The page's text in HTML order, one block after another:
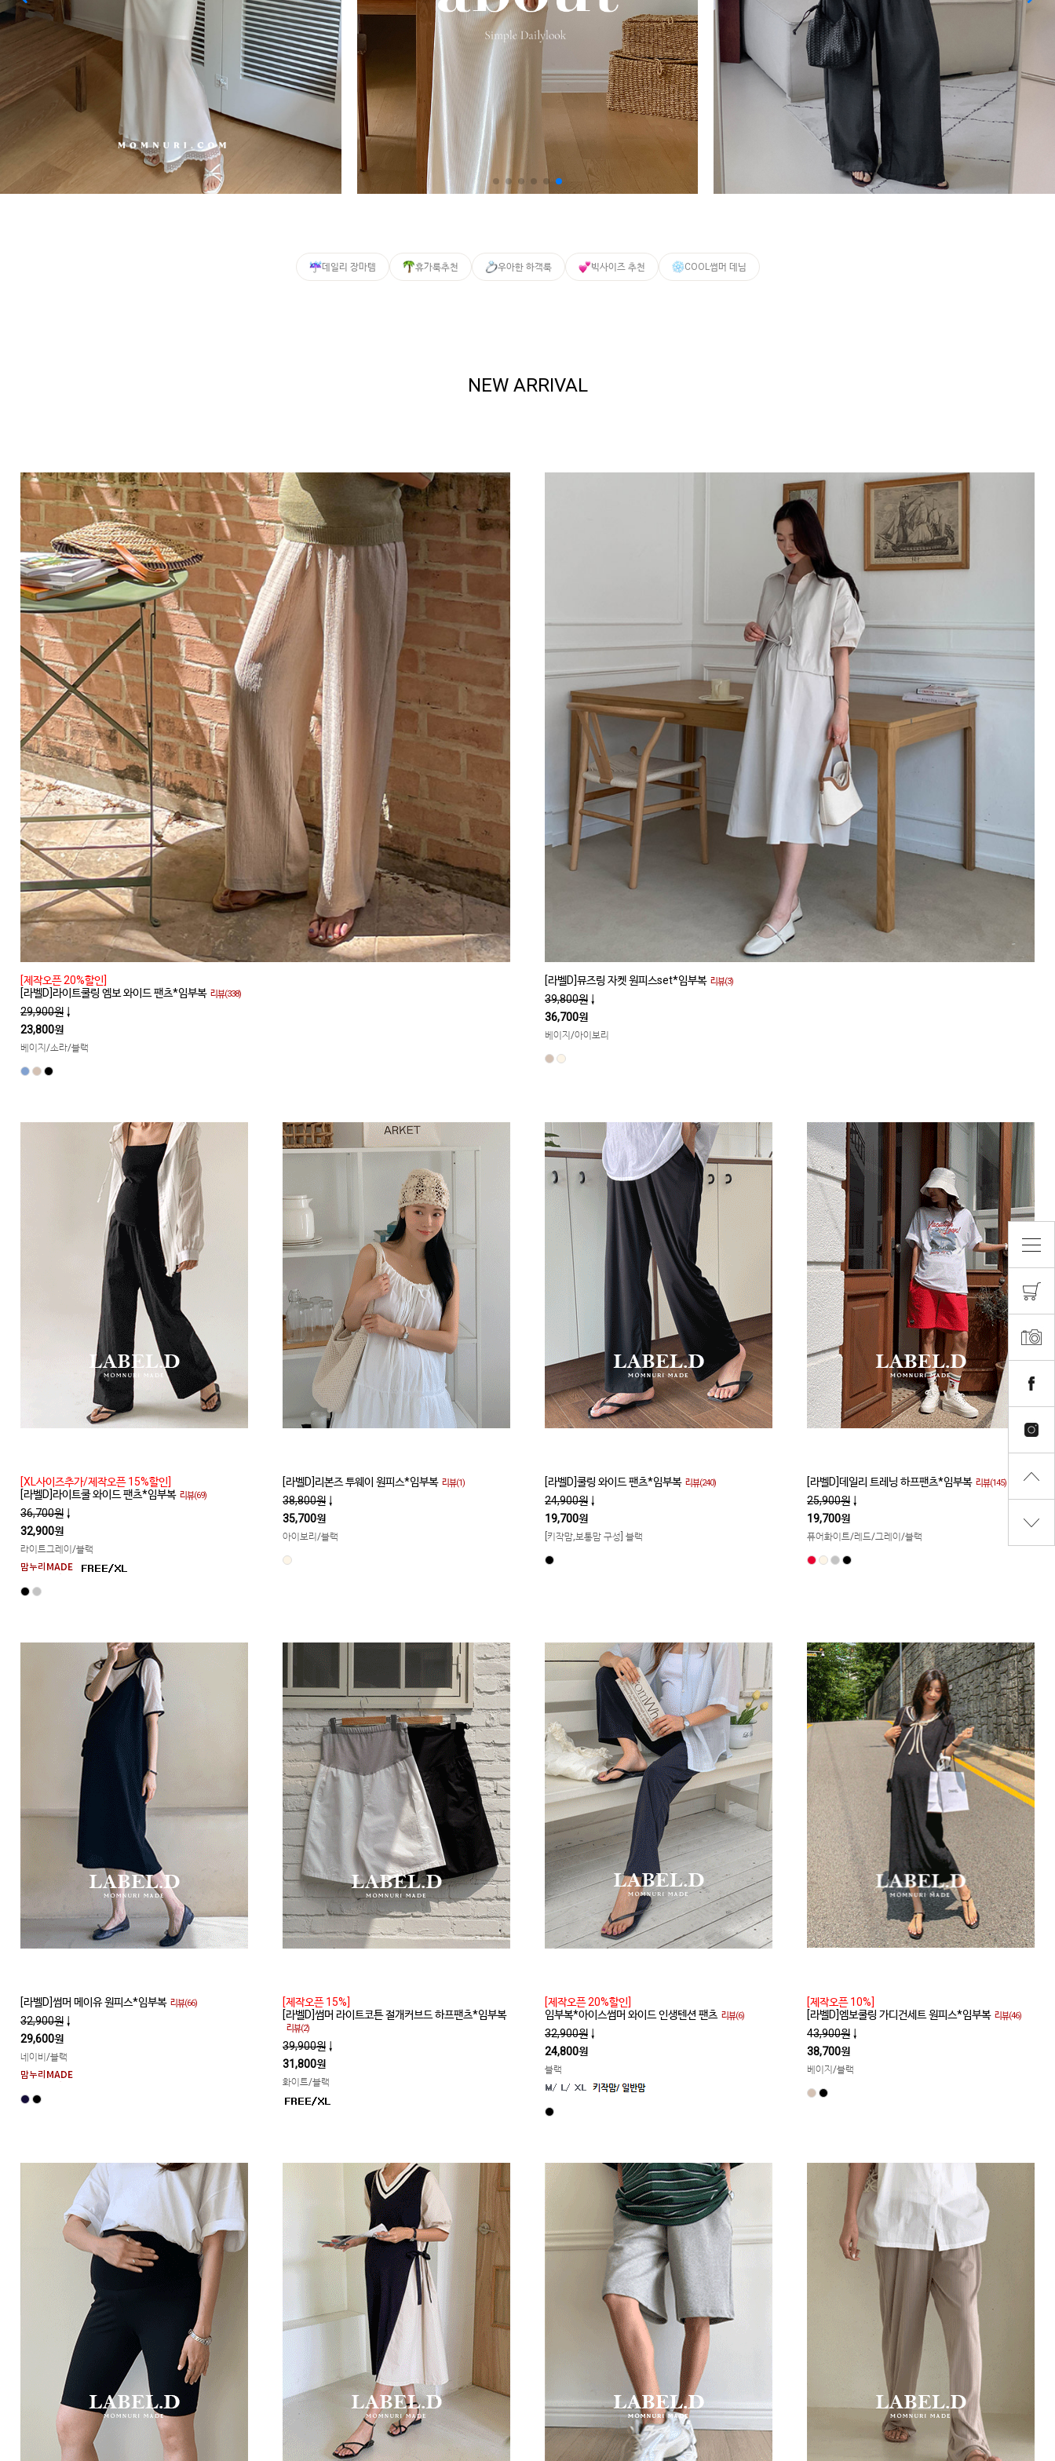
커뮤니티
맘누리뉴스
다이어리
리얼체험단모집
만삭사진컨테스트
로그인
회원가입
마이페이지
장바구니
개인결제
데일리 장마템 휴가룩추천 우아한 하객룩 빅사이즈 추천 COOL썸머 데님
NEW ARRIVAL
[제작오픈 20%할인]
[라벨D]라이트쿨링 엠보 와이드 팬츠*임부복 리뷰(338)
29,900원 ↓
23,800원
베이지/소라/블랙
[라벨D]뮤즈링 자켓 원피스set*임부복 리뷰(3)
39,800원 ↓
36,700원
베이지/아이보리
[XL사이즈추가/제작오픈 15%할인]
[라벨D]라이트쿨 와이드 팬츠*임부복 리뷰(69)
36,700원 ↓
32,900원
라이트그레이/블랙
[라벨D]리본즈 투웨이 원피스*임부복 리뷰(1)
38,800원 ↓
35,700원
아이보리/블랙
[라벨D]쿨링 와이드 팬츠*임부복 리뷰(240)
24,900원 ↓
19,700원
[키작맘,보통맘 구성] 블랙
[라벨D]데일리 트레닝 하프팬츠*임부복 리뷰(145)
25,900원 ↓
19,700원
퓨어화이트/레드/그레이/블랙
[라벨D]썸머 메이유 원피스*임부복 리뷰(66)
32,900원 ↓
29,600원
네이비/블랙
[제작오픈 15%]
[라벨D]썸머 라이트코튼 절개커브드 하프팬츠*임부복
리뷰(2)
39,900원 ↓
31,800원
화이트/블랙
[제작오픈 20%할인]
임부복*아이스썸머 와이드 인생텐션 팬츠 리뷰(6)
32,900원 ↓
24,800원
블랙
[제작오픈 10%]
[라벨D]엠보쿨링 가디건세트 원피스*임부복 리뷰(46)
43,900원 ↓
38,700원
베이지/블랙